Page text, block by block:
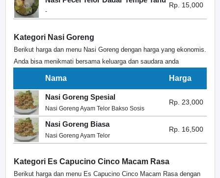
-
Rp. 15,000
Kategori Nasi Goreng
Berikut harga dan menu Nasi Goreng dengan harga yang ekonomis.
Anda bisa menikmati bersama keluarga dan saudara anda
Nama Harga
Nasi Goreng Spesial
Nasi Goreng Ayam Telor Bakso Sosis
Rp. 23,000
Nasi Goreng Biasa
Nasi Goreng Ayam Telor
Rp. 16,500
Kategori Es Capucino Cinco Macam Rasa
Berikut harga dan menu Es Capucino Cinco Macam Rasa dengan